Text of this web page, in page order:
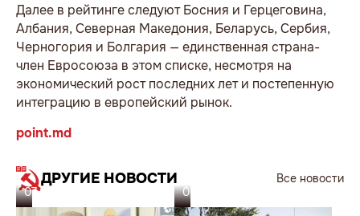
Далее в рейтинге следуют Босния и Герцеговина,
Албания, Северная Македония, Беларусь, Сербия,
Черногория и Болгария — единственная страна-
член Евросоюза в этом списке, несмотря на
экономический рост последних лет и постепенную
интеграцию в европейский рынок.
point.md
ДРУГИЕ НОВОСТИ
Все новости
07.08.26
06.08.26